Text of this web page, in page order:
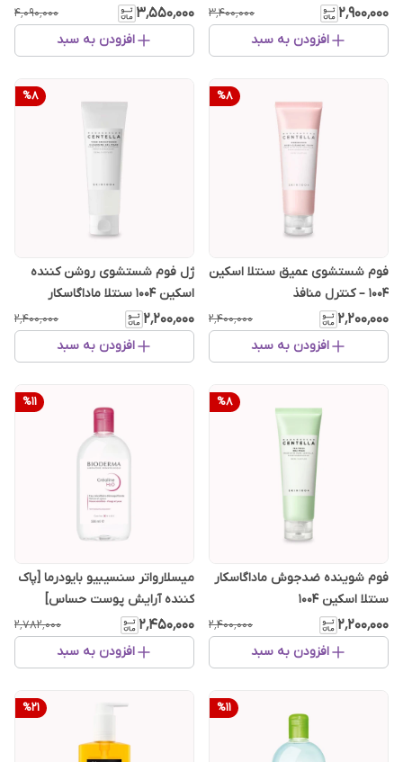
میل
۲٬۹۰۰٬۰۰۰ ۳٬۴۰۰٬۰۰۰
افزودن به سبد
۳٬۵۵۰٬۰۰۰ ۴٬۰۹۰٬۰۰۰
افزودن به سبد
%8
فوم شستشوی عمیق سنتلا اسکین
۱۰۰۴ – کنترل منافذ
۲٬۲۰۰٬۰۰۰ ۲٬۴۰۰٬۰۰۰
افزودن به سبد
%8
ژل فوم شستشوی روشن کننده
اسکین ۱۰۰۴ سنتلا ماداگاسکار
۲٬۲۰۰٬۰۰۰ ۲٬۴۰۰٬۰۰۰
افزودن به سبد
%8
فوم شوینده ضدجوش ماداگاسکار
سنتلا اسکین ۱۰۰۴
۲٬۲۰۰٬۰۰۰ ۲٬۴۰۰٬۰۰۰
افزودن به سبد
%11
میسلارواتر سنسیبیو بایودرما [پاک
کننده آرایش پوست حساس]
۲٬۴۵۰٬۰۰۰ ۲٬۷۸۲٬۰۰۰
افزودن به سبد
%11
%21